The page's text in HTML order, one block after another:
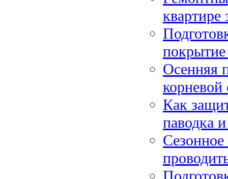
квартире
покрытие
Осенняя
Как
паводка
Сезонное